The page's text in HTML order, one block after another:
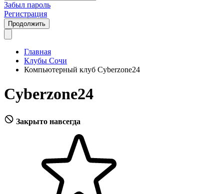
Забыл пароль
Регистрация
Продолжить
Главная
Клубы Сочи
Компьютерный клуб Cyberzone24
Cyberzone24
Закрыто навсегда